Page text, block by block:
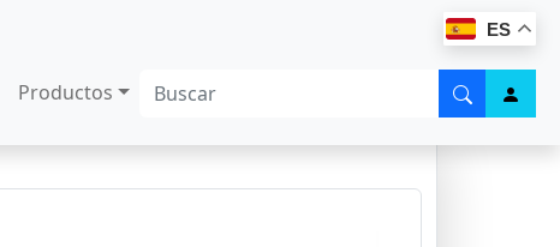
ES
Productos